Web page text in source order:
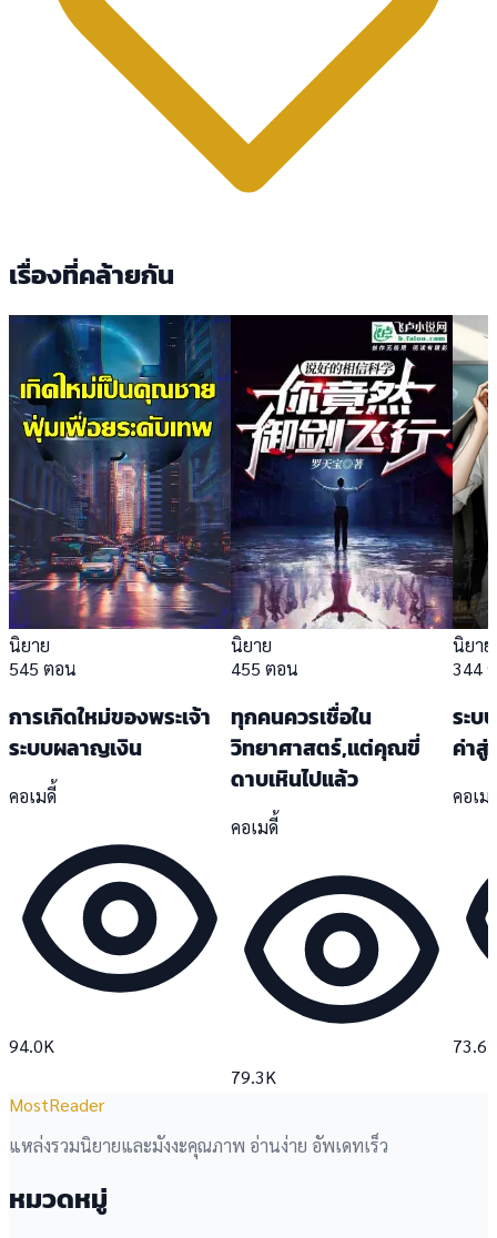
เรื่องที่คล้ายกัน
นิยาย
545 ตอน
การเกิดใหม่ของพระเจ้า
ระบบผลาญเงิน
คอเมดี้
94.0K
นิยาย
455 ตอน
ทุกคนควรเชื่อใน
วิทยาศาสตร์,แต่คุณขี่
ดาบเหินไปแล้ว
คอเมดี้
79.3K
นิยาย
344
ระบ
ค่าสู่
คอเม
73.6K
MostReader
แหล่งรวมนิยายและมังงะคุณภาพ อ่านง่าย อัพเดทเร็ว
หมวดหมู่